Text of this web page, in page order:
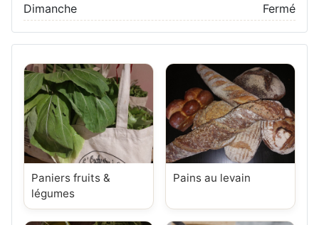
Dimanche
Fermé
Paniers fruits &
légumes
Pains au levain